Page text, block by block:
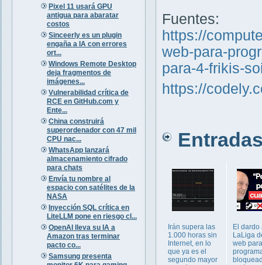
Pixel 11 usará GPU
antigua para abaratar
costos
Sinceerly es un plugin
engaña a IA con errores
ort...
Windows Remote Desktop
deja fragmentos de
imágenes...
Vulnerabilidad crítica de
RCE en GitHub.com y
Ente...
China construirá
superordenador con 47 mil
CPU nac...
WhatsApp lanzará
almacenamiento cifrado
para chats
Envía tu nombre al
espacio con satélites de la
NASA
Inyección SQL crítica en
LiteLLM pone en riesgo cl...
OpenAI lleva su IA a
Amazon tras terminar
pacto co...
Samsung presenta
Fuentes:
https://
web-para-
para-4-frikis-
https://
Entradas
Irán supera las
1.000 horas sin
Internet, en lo
que ya es el
segundo mayor
El dardo
LaLiga
web para